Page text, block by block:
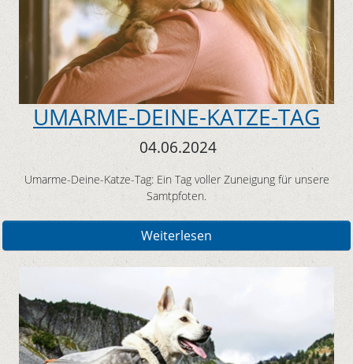
UMARME-DEINE-KATZE-TAG
04.06.2024
Umarme-Deine-Katze-Tag: Ein Tag voller Zuneigung für unsere
Samtpfoten.
Weiterlesen